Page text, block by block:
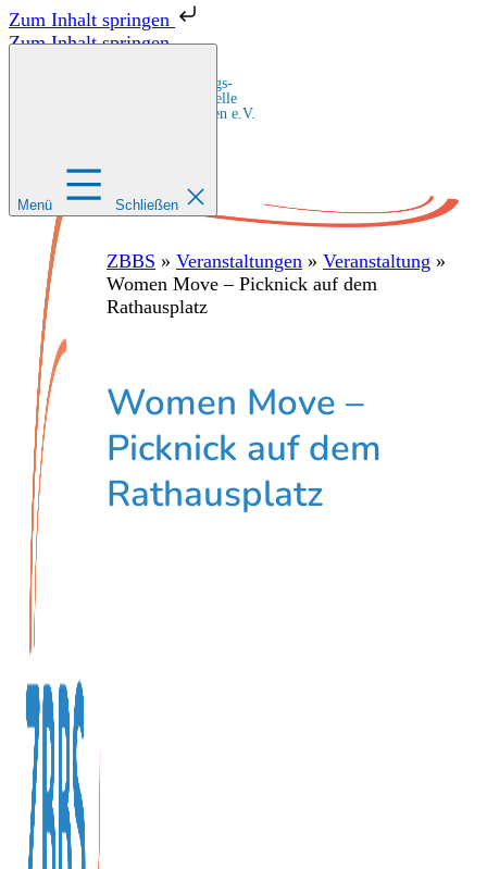
Zum Inhalt springen
Zum Inhalt springen
Zentrale Bildungs-
und Beratungsstelle
für Migrant:innen e.V.
Menü Schließen
ZBBS » Veranstaltungen » Veranstaltung »
Women Move – Picknick auf dem
Rathausplatz
Women Move –
Picknick auf dem
Rathausplatz